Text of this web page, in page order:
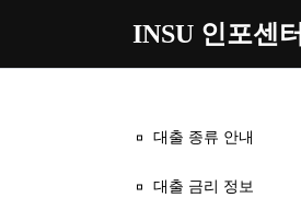
INSU 인포센터
대출 종류 안내
대출 금리 정보